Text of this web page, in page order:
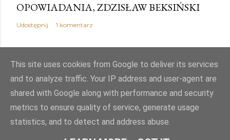
OPOWIADANIA, ZDZISŁAW BEKSIŃSKI
Udostępnij 1 komentarz
Obsługiwane przez usługę Blogger
Autor obrazów motywu:Mae Burke
© PJK
This site uses cookies from Google to deliver its services
and to analyze traffic. Your IP address and user-agent are
shared with Google along with performance and security
metrics to ensure quality of service, generate usage
statistics, and to detect and address abuse.